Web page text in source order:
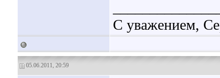
С уважением,
05.06.2011, 20:59